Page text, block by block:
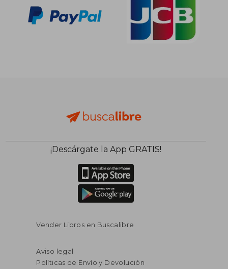
¡Descárgate la App GRATIS!
Vender Libros en Buscalibre
Aviso legal
Políticas de Envío y Devolución